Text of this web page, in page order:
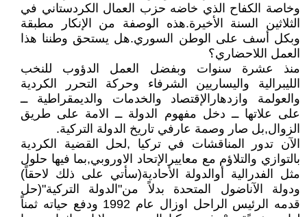
وخاصة الكفاح الذي خاضه حزب العمال الكردستاني في
الثلاثين السنة الأخيرة.هذه الوصفة من الإنكار مطبقة
وبكل أسف على الوطن السوري.هل يستحق وطننا هذا
العمل اللاحضاري؟
منذ عشرة سنوات وبفضل العمل الدؤوب للنخب
الليبرالية واليساريين الشرفاء وحركة التحرر الكردية
والعولمة وازدهارالإقتصاد والخدمات والديمقراطية ــ
على علاتها ــ دخل مفهوم الدولة ــ الامة على طريق
الزوال,بل صار وصمة عارفي تاريخ الدولة التركية.
الآن تدور المناقشات في تركيا ,لحل القضية الكردية
بالتوازي والتلاؤم مع معاييرالإتحاد الاوروبي,بما فيها حلول
مثل الفدرالية أوالدولة الأحادية(سأتي على ذلك لاحقاً)
ودولة الآناضول المتحدة بدلاً من"الدولة التركية"(حل
قدمه الرئيس الراحل اوزال عام 1992 ودفع حياته ثمناً